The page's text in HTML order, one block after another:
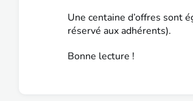
Une centaine d’offres sont
réservé aux adhérents).
Bonne lecture !